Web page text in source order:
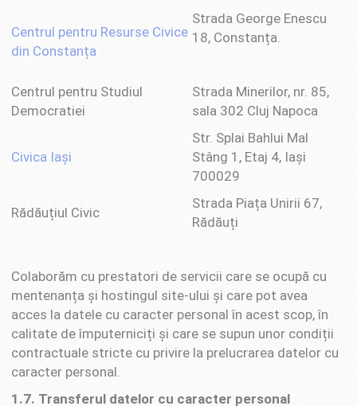
Centrul pentru Resurse Civice
din Constanța
Strada George Enescu
18​​, Constanța​.
Centrul pentru Studiul
Democratiei
Strada Minerilor, nr. 85,
sala 302 Cluj Napoca
Civica Iași
Str. Splai Bahlui Mal
Stâng 1, Etaj 4, Iași
700029
Rădăuțiul Civic
Strada Piața Unirii 67,
Rădăuți
Colaborăm cu prestatori de servicii care se ocupă cu
mentenanța și hostingul site-ului și care pot avea
acces la datele cu caracter personal în acest scop, în
calitate de împuterniciți și care se supun unor condiții
contractuale stricte cu privire la prelucrarea datelor cu
caracter personal.
1.7. Transferul datelor cu caracter personal